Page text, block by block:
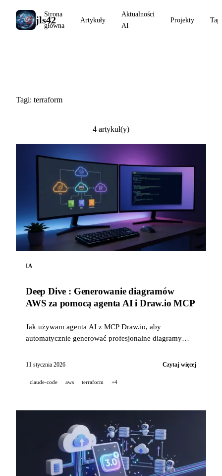
jls42
Strona
główna
Artykuły
Aktualności
AI
Projekty Tagi
Tagi: terraform
4 artykuł(y)
IA
Deep Dive : Generowanie diagramów
AWS za pomocą agenta AI i Draw.io MCP
Jak używam agenta AI z MCP Draw.io, aby
automatycznie generować profesjonalne diagramy
11 stycznia 2026 Czytaj więcej
claude-code aws terraform +4